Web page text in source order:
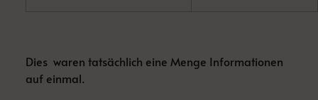
Dies waren tatsächlich eine Menge Informationen
auf einmal.